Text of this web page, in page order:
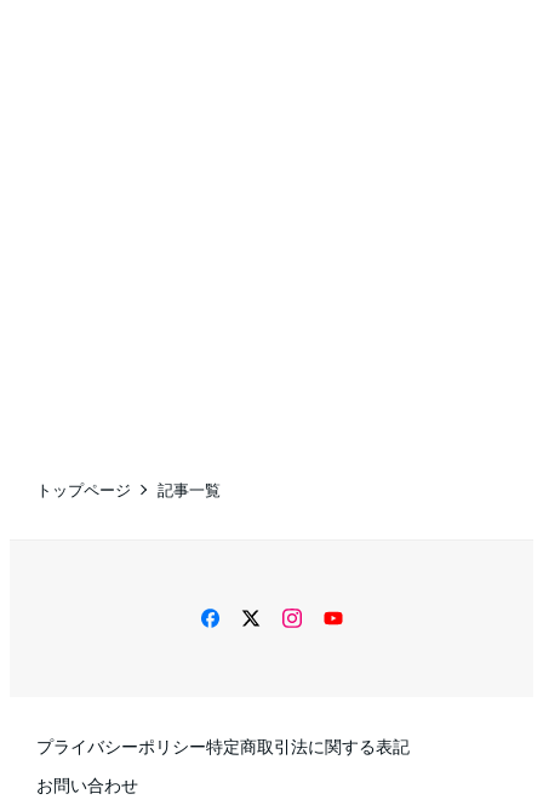
トップページ 記事一覧
facebooktwitterinstagram
YouTube
プライバシーポリシー特定商取引法に関する表記
お問い合わせ